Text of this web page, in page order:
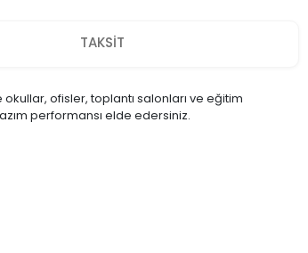
TAKSİT
ofisler, toplantı salonları ve eğitim
performansı elde edersiniz.